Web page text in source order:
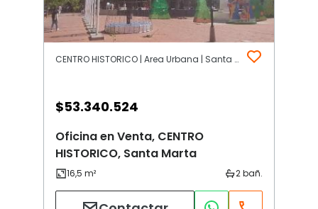
CENTRO HISTORICO | Area Urbana | Santa Marta
$53.340.524
Oficina en Venta, CENTRO
HISTORICO, Santa Marta